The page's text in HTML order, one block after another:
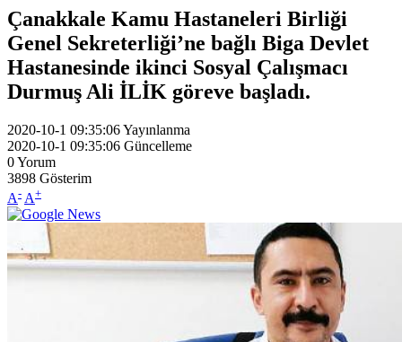
Çanakkale Kamu Hastaneleri Birliği
Genel Sekreterliği’ne bağlı Biga Devlet
Hastanesinde ikinci Sosyal Çalışmacı
Durmuş Ali İLİK göreve başladı.
2020-10-1 09:35:06Yayınlanma
2020-10-1 09:35:06 Güncelleme
0Yorum
3898 Gösterim
A- A+